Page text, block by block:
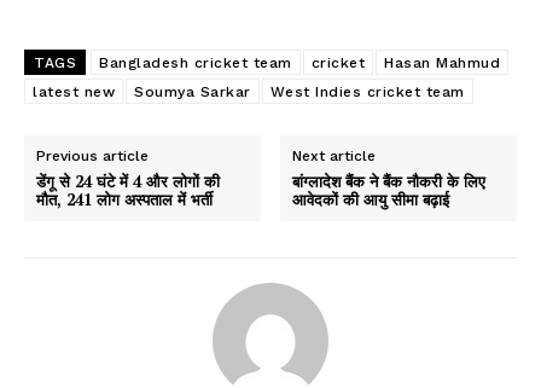
TAGS Bangladesh cricket team cricket
Hasan Mahmud
latest new
Soumya Sarkar West Indies cricket team
Previous article
डेंगू से 24 घंटे में 4 और लोगों की
मौत, 241 लोग अस्पताल में भर्ती
Next article
बांग्लादेश बैंक ने बैंक नौकरी के लिए
आवेदकों की आयु सीमा बढ़ाई